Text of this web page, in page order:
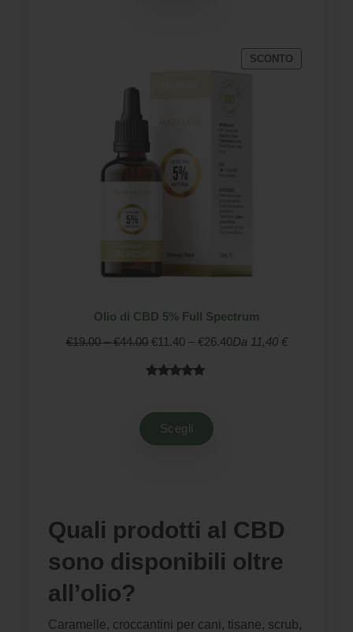
SCONTOPRODOTTO
IN
Olio di CBD 5% Full Spectrum
€19.00 – €44.00Fascia
prezzo:
€19.00
€44.00
€11.40 – €26.40Fascia
Da 11,40 €
su base
di
Scegli
Quali prodotti al CBD
sono disponibili oltre
all’olio?
Caramelle, croccantini per cani, tisane, scrub,